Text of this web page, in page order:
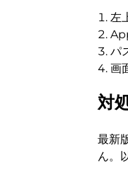
左
パ
画
対
最新
ん。